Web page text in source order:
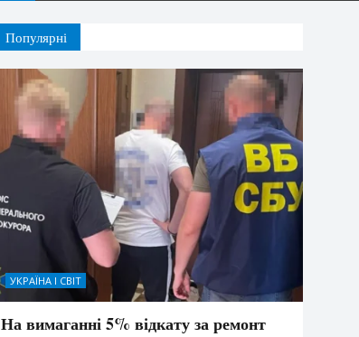
Популярні
УКРАЇНА І СВІТ
На вимаганні 5% відкату за ремонт